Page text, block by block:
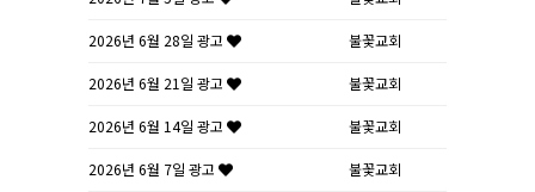
2026년 6월 28일 광고 불꽃교회
2026년 6월 21일 광고 불꽃교회
2026년 6월 14일 광고 불꽃교회
2026년 6월 7일 광고 불꽃교회